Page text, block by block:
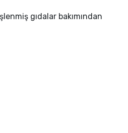
gıdalar bakımından